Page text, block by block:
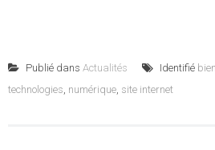
Publié dans Actualités Identifié
technologies, numérique, site internet